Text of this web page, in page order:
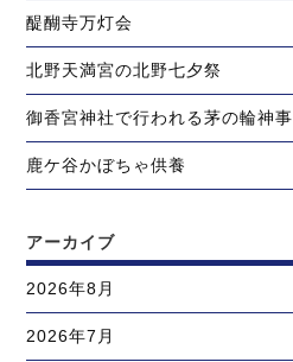
醍醐寺万灯会
北野天満宮の北野七夕祭
御香宮神社で行われる茅の輪神事
鹿ケ谷かぼちゃ供養
アーカイブ
2026年8月
2026年7月